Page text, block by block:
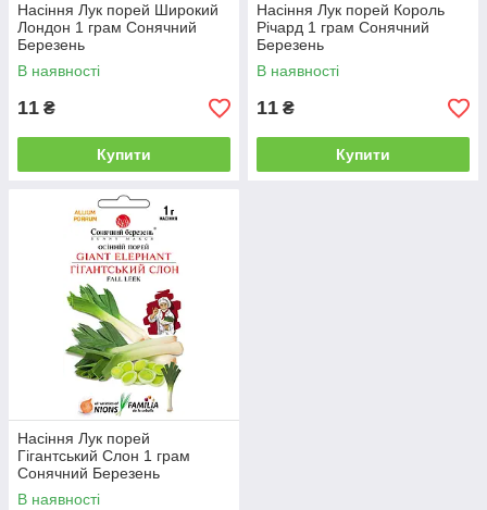
Насіння Лук порей Широкий
Лондон 1 грам Сонячний
Березень
В наявності
11 ₴
Купити
Насіння Лук порей Король
Річард 1 грам Сонячний
Березень
В наявності
11 ₴
Купити
Насіння Лук порей
Гігантський Слон 1 грам
Сонячний Березень
В наявності